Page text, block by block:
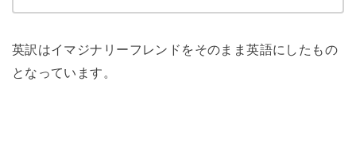
英訳はイマジナリーフレンドをそのまま英語にしたもの
となっています。